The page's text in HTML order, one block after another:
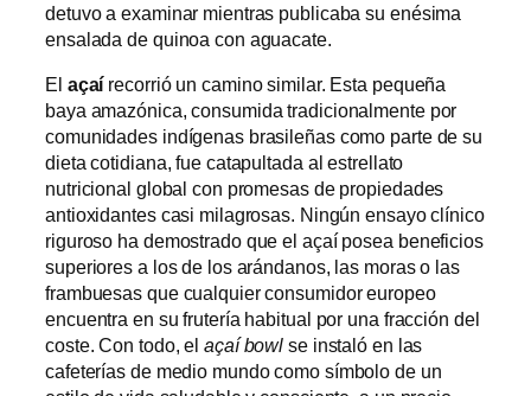
detuvo a examinar mientras publicaba su enésima
ensalada de quinoa con aguacate.
El açaírecorrió un camino similar. Esta pequeña
baya amazónica, consumida tradicionalmente por
comunidades indígenas brasileñas como parte de su
dieta cotidiana, fue catapultada al estrellato
nutricional global con promesas de propiedades
antioxidantes casi milagrosas. Ningún ensayo clínico
riguroso ha demostrado que el açaí posea beneficios
superiores a los de los arándanos, las moras o las
frambuesas que cualquier consumidor europeo
encuentra en su frutería habitual por una fracción del
coste. Con todo, elaçaí bowl se instaló en las
cafeterías de medio mundo como símbolo de un